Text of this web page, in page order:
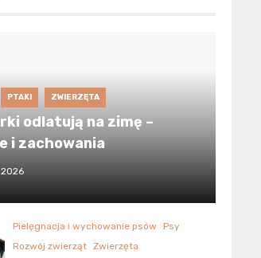
PTAKI ZWIERZĘTA
odlatują na zimę –
i zachowania
Pielęgnacja i wychowanie psów
Psy
Rozwój zwierząt Zwierzęta